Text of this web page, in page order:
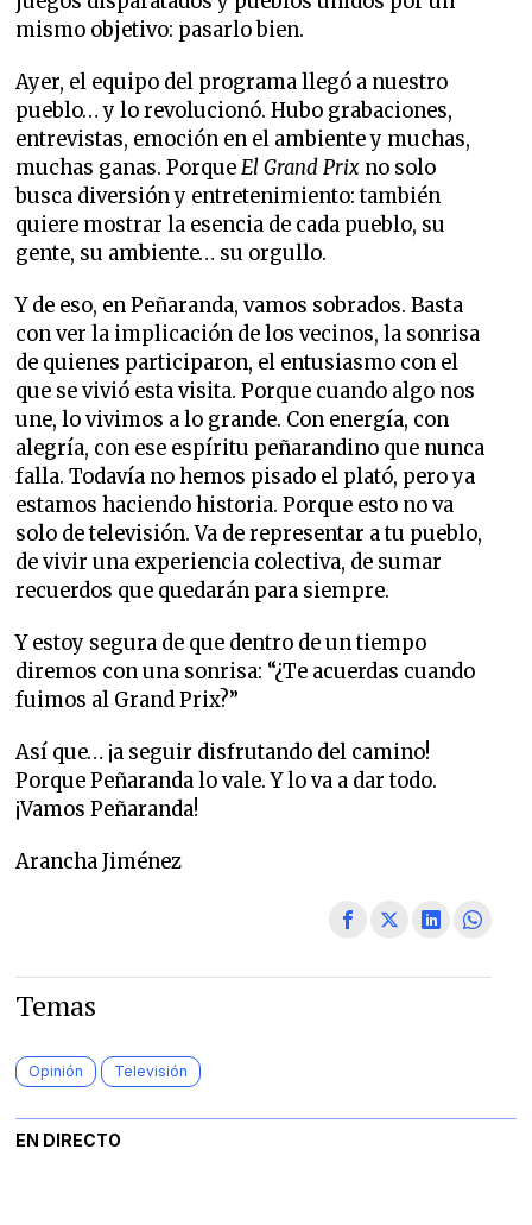
mismo objetivo: pasarlo bien.
Ayer, el equipo del programa llegó a nuestro
pueblo… y lo revolucionó. Hubo grabaciones,
entrevistas, emoción en el ambiente y muchas,
muchas ganas. PorqueEl Grand Prix no solo
busca diversión y entretenimiento: también
quiere mostrar la esencia de cada pueblo, su
gente, su ambiente… su orgullo.
Y de eso, en Peñaranda, vamos sobrados. Basta
con ver la implicación de los vecinos, la sonrisa
de quienes participaron, el entusiasmo con el
que se vivió esta visita. Porque cuando algo nos
une, lo vivimos a lo grande. Con energía, con
alegría, con ese espíritu peñarandino que nunca
falla. Todavía no hemos pisado el plató, pero ya
estamos haciendo historia. Porque esto no va
solo de televisión. Va de representar a tu pueblo,
de vivir una experiencia colectiva, de sumar
recuerdos que quedarán para siempre.
Y estoy segura de que dentro de un tiempo
diremos con una sonrisa: “¿Te acuerdas cuando
fuimos al Grand Prix?”
Así que… ¡a seguir disfrutando del camino!
Porque Peñaranda lo vale. Y lo va a dar todo.
¡Vamos Peñaranda!
Arancha Jiménez
Temas
Opinión Televisión
EN DIRECTO